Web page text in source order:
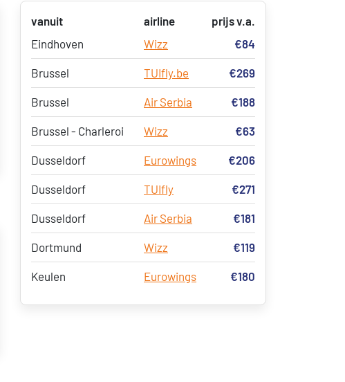
vanuit airline
prijs v.a.
Eindhoven
Wizz €84
Brussel TUIfly.be €269
Brussel Air Serbia €188
Brussel - Charleroi Wizz €63
Dusseldorf Eurowings €206
Dusseldorf TUIfly €271
Dusseldorf Air Serbia €181
Dortmund Wizz €119
Keulen Eurowings €180